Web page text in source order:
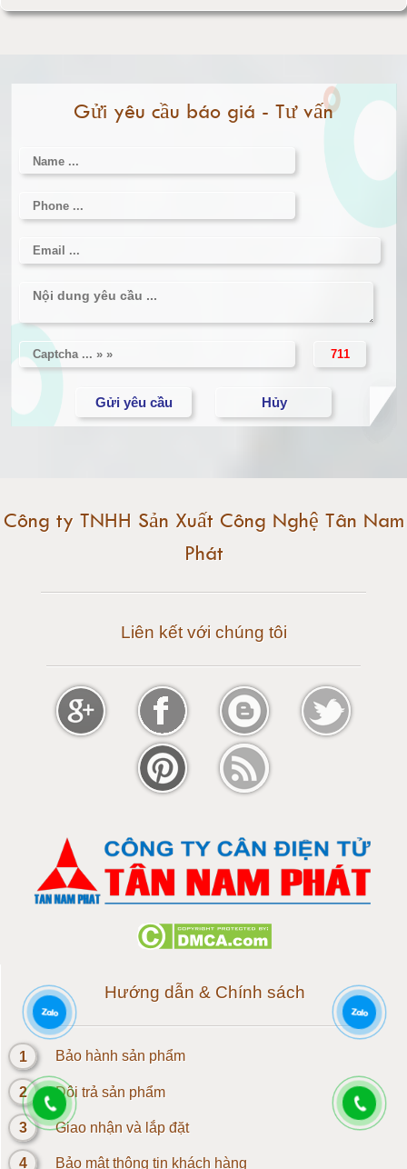
Cân điện tử 3000kg
Cân điện tử 1 tấn
Cân điện tử 2 tấn
Cân điện tử 3 tấn
Cân điện tử 10 tấn
Cân điện tử 15 tấn
Cân điện tử 50 tấn
Cân điện tử 80 tấn
Cân điện tử 100 tấn
Cân điện tử 150 tấn
Loadcell 300g
Cảm biến Loadcell 2kg
Loadcell 3kg
Loadcell 5kg
Gửi yêu cầu báo giá - Tư vấn
Công ty TNHH Sản Xuất Công Nghệ Tân Nam
Phát
Liên kết với chúng tôi
Hướng dẫn & Chính sách
1 Bảo hành sản phẩm
2 Đôi trả sản phẩm
3 Giao nhận và lắp đặt
4 Bảo mật thông tin khách hàng